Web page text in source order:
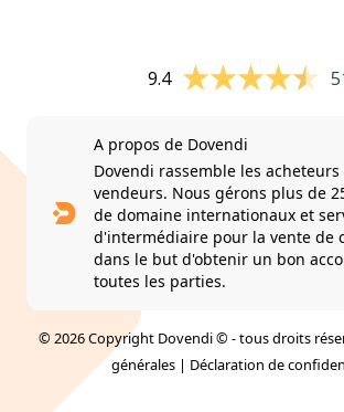
9.4
A propos de Dovendi
Dovendi rassemble les acheteurs
vendeurs. Nous gérons plus de
de domaine internationaux et
d'intermédiaire pour la vente de
dans le but d'obtenir un bon
toutes les parties.
© 2026 Copyright Dovendi © - tous droits
générales | Déclaration de